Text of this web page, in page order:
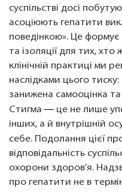
суспільстві досі
асоціюють гепатити
поведінкою». Це
та ізоляції для тих,
клінічній практиці ми
наслідками цього
занижена самооцінка та
Стигма — це не лише
інших, а й внутрішній
себе. Подолання цієї
відповідальність
охорони здоров’я.
про гепатити не в